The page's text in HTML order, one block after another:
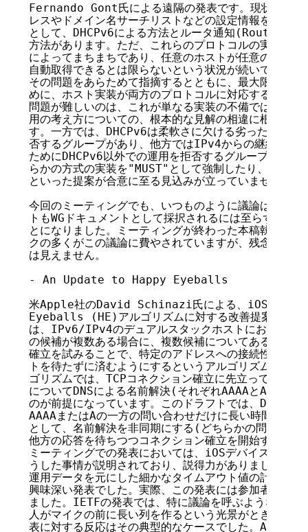
Fernando Gont氏による遠隔の発表です。現状、IPv6
レスやドメイン名サーチリストなどの設定情報を取得
として、DHCPv6による方法とルータ通知(Router
方法があります。ただ、これらのプロトコルの実装状
によってまちまちであり、任意のホストが任意のネッ
自動取得できるとは限らないという状況が続いていま
その問題をあらためて指摘するとともに、最大限の相
めに、ホスト実装が両方のプロトコルに対応するよう
問題が難しいのは、これが単なる実装の不備ではなく
用の考え方についての、根本的な見解の相違に根付い
す。一方では、DHCPv6は柔軟さに欠ける劣ったプロト
否するグループがあり、他方ではIPv4からの継続性や
ためにDHCPv6以外での運用を拒否するグループがあり
らかの方式の実装を"MUST"として強制したり、両方の
といった提案が合意に至る見込みが立っていません。
今回のミーティングでも、いつものように議論は平行
トもWGドキュメントとして採択されるには至らず、ML
とになりました。ミーティングが終わった本稿執筆時点
クの多くがこの議論に費やされていますが、残念なが
は見えません。
- An Update to Happy Eyeballs
米Apple社のDavid Schinazi氏による、iOSの開発
Eyeballs (HE)アルゴリズムに対する改善提案です。
は、IPv6/IPv4のデュアルスタックホストにおいて、
の候補が複数ある場合に、複数候補についてある程度
確立を試みることで、特定のアドレスへの接続性が悪
トを待たずに済むようにするというアルゴリズムです
ゴリズムでは、TCPコネクション確立に先立って、
についてDNSによる名前解決(それぞれAAAAとAレコー
のが前提になっています。このドラフトでは、DNSの名
AAAAまたはAの一方の問い合わせだけに長い時間がか
として、名前解決を非同期にする(どちらかの問い合わ
他方の応答を待ちつつコネクション確立を開始する)必
ミーティングでの発表においては、iOSデバイスで取得
うした事情が説明されており、説得力がありました。
運用データを元にした細かなタイムアウト値の計算方
興味深い発表でした。実際、この発表には参加者から
ました。IETFの発表では、特に議論を呼ぶような発表
人がマイクの前に長い列を作るという光景がときどき
表に対する反応はその典型的なケースでした。APNIC